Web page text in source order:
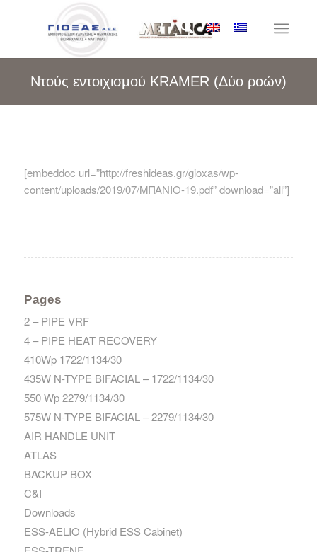
Ντούς εντοιχισμού KRAMER (Δύο ροών)
[embeddoc url=”http://freshideas.gr/gioxas/wp-
content/uploads/2019/07/ΜΠΑΝΙΟ-19.pdf” download=”all”]
Pages
2 – PIPE VRF
4 – PIPE HEAT RECOVERY
410Wp 1722/1134/30
435W N-TYPE BIFACIAL – 1722/1134/30
550 Wp 2279/1134/30
575W N-TYPE BIFACIAL – 2279/1134/30
AIR HANDLE UNIT
ATLAS
BACKUP BOX
C&I
Downloads
ESS-AELIO (Hybrid ESS Cabinet)